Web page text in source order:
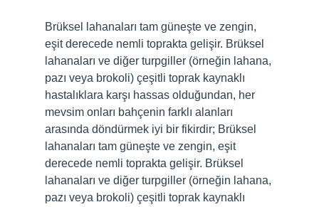
Brüksel lahanaları tam güneşte ve zengin,
eşit derecede nemli toprakta gelişir. Brüksel
lahanaları ve diğer turpgiller (örneğin lahana,
pazı veya brokoli) çeşitli toprak kaynaklı
hastalıklara karşı hassas olduğundan, her
mevsim onları bahçenin farklı alanları
arasında döndürmek iyi bir fikirdir; Brüksel
lahanaları tam güneşte ve zengin, eşit
derecede nemli toprakta gelişir. Brüksel
lahanaları ve diğer turpgiller (örneğin lahana,
pazı veya brokoli) çeşitli toprak kaynaklı